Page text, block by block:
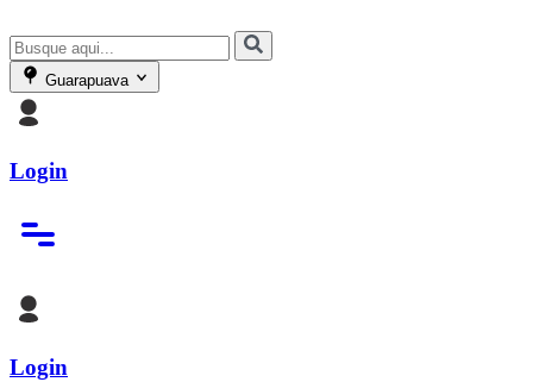
Guarapuava
Login
Login